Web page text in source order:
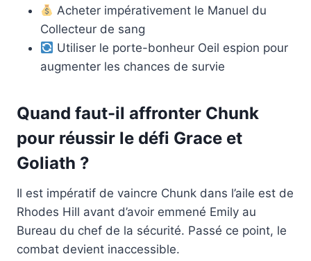
Acheter impérativement le Manuel du
Collecteur de sang
Utiliser le porte-bonheur Oeil espion pour
augmenter les chances de survie
Quand faut-il affronter Chunk
pour réussir le défi Grace et
Goliath ?
Il est impératif de vaincre Chunk dans l’aile est de
Rhodes Hill avant d’avoir emmené Emily au
Bureau du chef de la sécurité. Passé ce point, le
combat devient inaccessible.